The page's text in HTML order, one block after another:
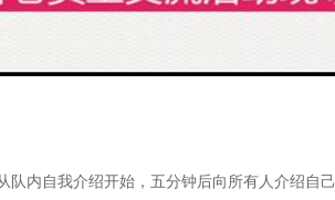
队内自我介绍开始，五分钟后向所有人介绍自